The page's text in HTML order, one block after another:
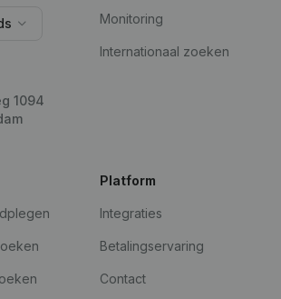
1094
Monitoring
Internationaal zoeken
Platform
Integraties
Betalingservaring
Contact